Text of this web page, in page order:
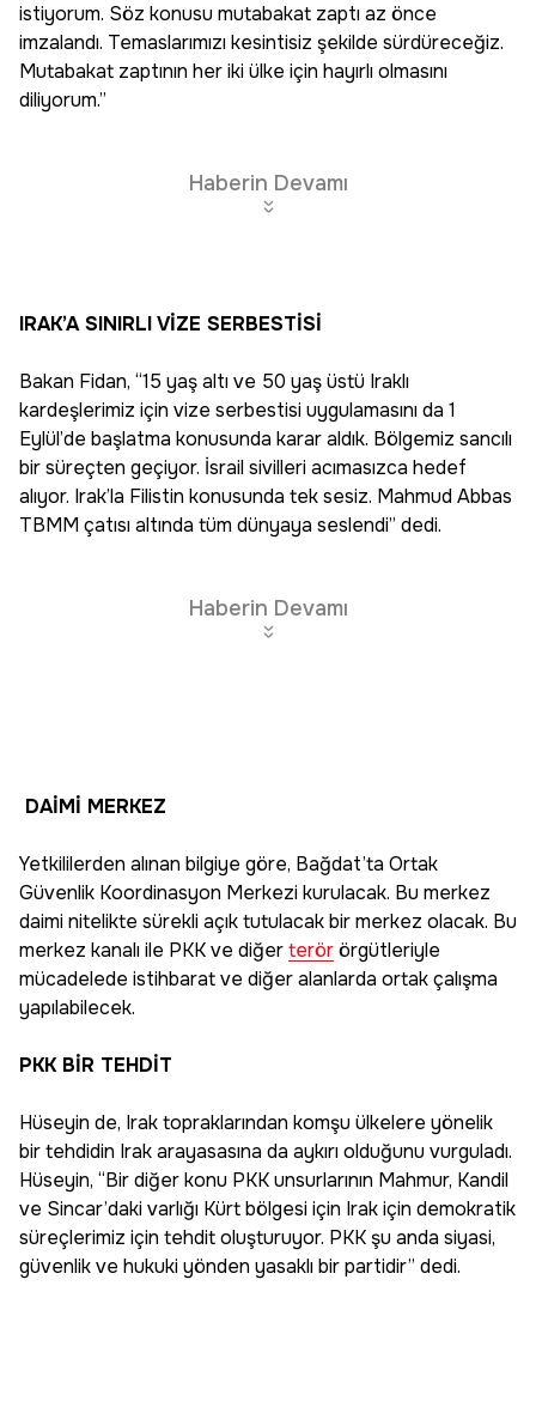
istiyorum. Söz konusu mutabakat zaptı az önce
imzalandı. Temaslarımızı kesintisiz şekilde sürdüreceğiz.
Mutabakat zaptının her iki ülke için hayırlı olmasını
diliyorum.”
Haberin Devamı
IRAK’A SINIRLI VİZE SERBESTİSİ
Bakan Fidan, “15 yaş altı ve 50 yaş üstü Iraklı
kardeşlerimiz için vize serbestisi uygulamasını da 1
Eylül’de başlatma konusunda karar aldık. Bölgemiz sancılı
bir süreçten geçiyor. İsrail sivilleri acımasızca hedef
alıyor. Irak’la Filistin konusunda tek sesiz. Mahmud Abbas
TBMM çatısı altında tüm dünyaya seslendi” dedi.
Haberin Devamı
DAİMİ MERKEZ
Yetkililerden alınan bilgiye göre, Bağdat’ta Ortak
Güvenlik Koordinasyon Merkezi kurulacak. Bu merkez
daimi nitelikte sürekli açık tutulacak bir merkez olacak. Bu
merkez kanalı ile PKK ve diğerterörörgütleriyle
mücadelede istihbarat ve diğer alanlarda ortak çalışma
yapılabilecek.
PKK BİR TEHDİT
Hüseyin de, Irak topraklarından komşu ülkelere yönelik
bir tehdidin Irak arayasasına da aykırı olduğunu vurguladı.
Hüseyin, “Bir diğer konu PKK unsurlarının Mahmur, Kandil
ve Sincar’daki varlığı Kürt bölgesi için Irak için demokratik
süreçlerimiz için tehdit oluşturuyor. PKK şu anda siyasi,
güvenlik ve hukuki yönden yasaklı bir partidir” dedi.